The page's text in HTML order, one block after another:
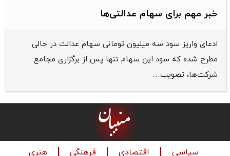
خبر مهم برای سهام عدالتی‌ها
ادعای واریز سود سه میلیون تومانی سهام عدالت در حالی
مطرح شده که سود این سهام تنها پس از برگزاری مجامع
شرکت‌ها، تصویب…
سیاسی اقتصادی فرهنگی هنری